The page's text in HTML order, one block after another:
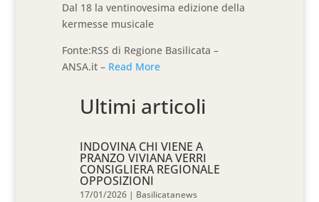
Dal 18 la ventinovesima edizione della
kermesse musicale
Fonte:RSS di Regione Basilicata –
ANSA.it – Read More
Ultimi articoli
INDOVINA CHI VIENE A
PRANZO VIVIANA VERRI
CONSIGLIERA REGIONALE
OPPOSIZIONI
17/01/2026 | Basilicatanews